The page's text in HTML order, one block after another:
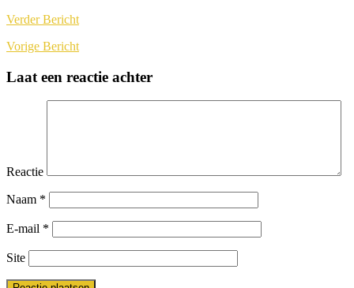
VerderBericht
Vorige Bericht
Laat een reactie achter
Reactie
Naam *
E-mail *
Site